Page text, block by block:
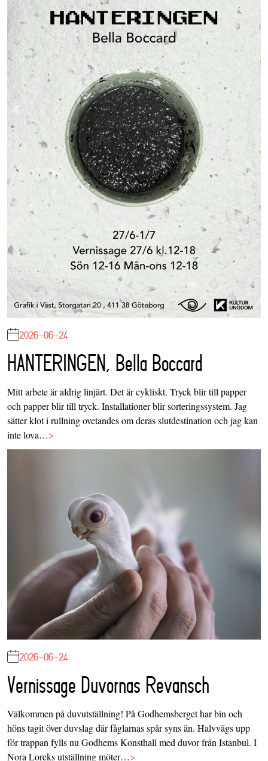
2026-06-24
HANTERINGEN, Bella Boccard
Mitt arbete är aldrig linjärt. Det är cykliskt. Tryck blir till papper
och papper blir till tryck. Installationer blir sorteringssystem. Jag
sätter klot i rullning ovetandes om deras slutdestination och jag kan
inte lova…>
2026-06-24
Vernissage Duvornas Revansch
Välkommen på duvutställning! På Godhemsberget har bin och
höns tagit över duvslag där fåglarnas spår syns än. Halvvägs upp
för trappan fylls nu Godhems Konsthall med duvor från Istanbul. I
Nora Loreks utställning möter…>